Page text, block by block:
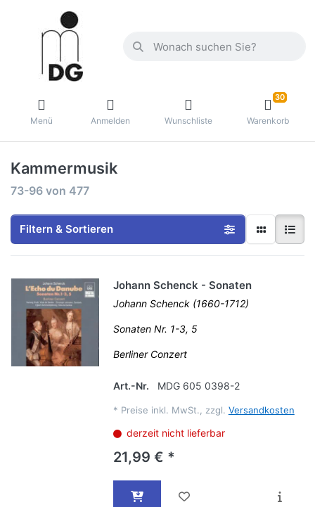
Menü Anmelden Wunschliste
30
Warenkorb
Kammermusik
73-96 von 477
Filtern & Sortieren
Johann Schenck - Sonaten
Johann Schenck (1660-1712)
Sonaten Nr. 1-3, 5
Berliner Conzert
Art.-Nr. MDG 605 0398-2
* Preise inkl. MwSt., zzgl. Versandkosten
derzeit nicht lieferbar
21,99 € *